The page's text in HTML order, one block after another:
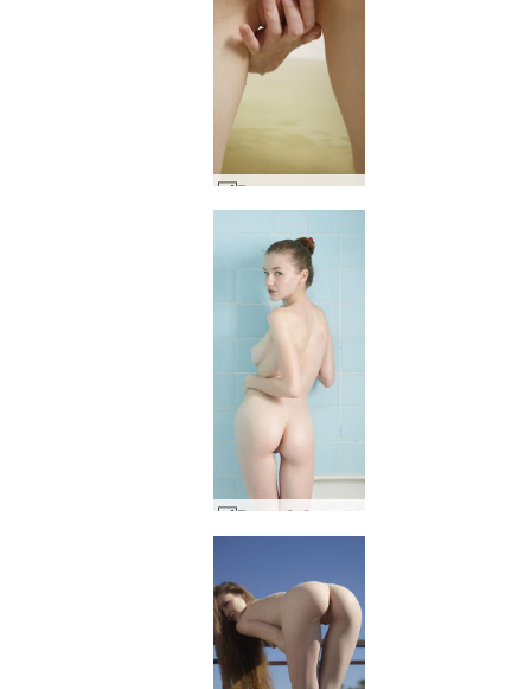
Емили екстремна #9